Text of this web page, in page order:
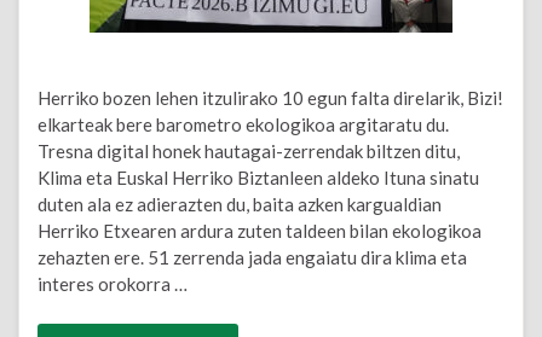
Herriko bozen lehen itzulirako 10 egun falta direlarik, Bizi!
elkarteak bere barometro ekologikoa argitaratu du.
Tresna digital honek hautagai-zerrendak biltzen ditu,
Klima eta Euskal Herriko Biztanleen aldeko Ituna sinatu
duten ala ez adierazten du, baita azken kargualdian
Herriko Etxearen ardura zuten taldeen bilan ekologikoa
zehazten ere. 51 zerrenda jada engaiatu dira klima eta
interes orokorra …